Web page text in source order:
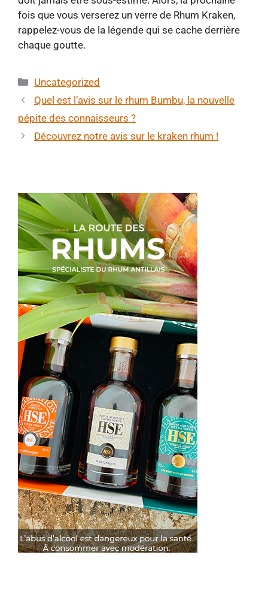
fois que vous verserez un verre de Rhum Kraken,
rappelez-vous de la légende qui se cache derrière
chaque goutte.
Catégories
Uncategorized
Quel est l’avis sur le rhum Bumbu, la nouvelle
pépite des connaisseurs ?
Découvrez notre avis sur le kraken rhum !